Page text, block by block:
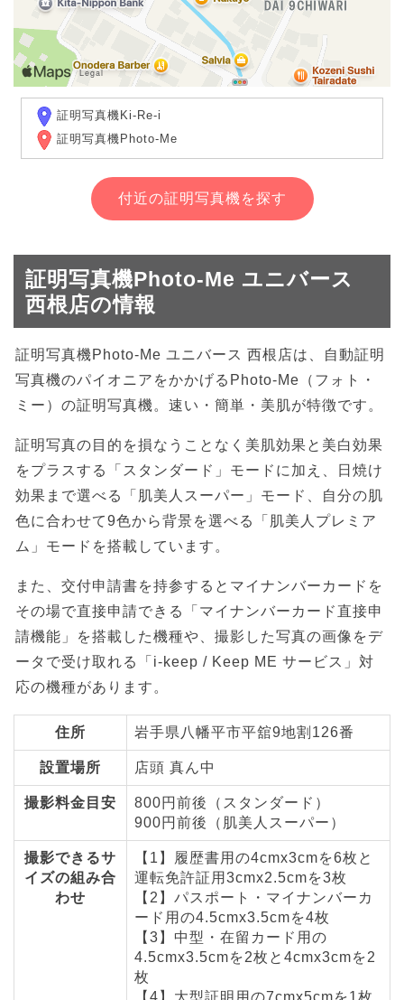
証明写真機Ki-Re-i
証明写真機Photo-Me
付近の証明写真機を探す
証明写真機Photo-Me ユニバース
西根店の情報
証明写真機Photo-Me ユニバース 西根店は、自動証明
写真機のパイオニアをかかげるPhoto-Me（フォト・
ミー）の証明写真機。速い・簡単・美肌が特徴です。
証明写真の目的を損なうことなく美肌効果と美白効果
をプラスする「スタンダード」モードに加え、日焼け
効果まで選べる「肌美人スーパー」モード、自分の肌
色に合わせて9色から背景を選べる「肌美人プレミア
ム」モードを搭載しています。
また、交付申請書を持参するとマイナンバーカードを
その場で直接申請できる「マイナンバーカード直接申
請機能」を搭載した機種や、撮影した写真の画像をデ
ータで受け取れる「i-keep / Keep ME サービス」対
応の機種があります。
住所 岩手県八幡平市平舘9地割126番
設置場所 店頭 真ん中
撮影料金目安
800円前後（スタンダード）
900円前後（肌美人スーパー）
撮影できるサ
イズの組み合
わせ
【1】履歴書用の4cmx3cmを6枚と
運転免許証用3cmx2.5cmを3枚
【2】パスポート・マイナンバーカ
ード用の4.5cmx3.5cmを4枚
【3】中型・在留カード用の
4.5cmx3.5cmを2枚と4cmx3cmを2
枚